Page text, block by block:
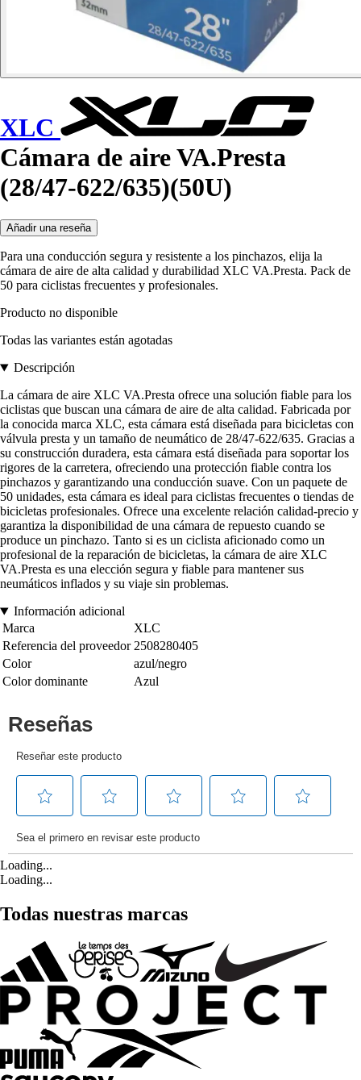
XLC
Cámara de aire VA.Presta
(28/47-622/635)(50U)
Añadir una reseña
Para una conducción segura y resistente a los pinchazos, elija la
cámara de aire de alta calidad y durabilidad XLC VA.Presta. Pack de
50 para ciclistas frecuentes y profesionales.
Producto no disponible
Todas las variantes están agotadas
Descripción
La cámara de aire XLC VA.Presta ofrece una solución fiable para los
ciclistas que buscan una cámara de aire de alta calidad. Fabricada por
la conocida marca XLC, esta cámara está diseñada para bicicletas con
válvula presta y un tamaño de neumático de 28/47-622/635. Gracias a
su construcción duradera, esta cámara está diseñada para soportar los
rigores de la carretera, ofreciendo una protección fiable contra los
pinchazos y garantizando una conducción suave. Con un paquete de
50 unidades, esta cámara es ideal para ciclistas frecuentes o tiendas de
bicicletas profesionales. Ofrece una excelente relación calidad-precio y
garantiza la disponibilidad de una cámara de repuesto cuando se
produce un pinchazo. Tanto si es un ciclista aficionado como un
profesional de la reparación de bicicletas, la cámara de aire XLC
VA.Presta es una elección segura y fiable para mantener sus
neumáticos inflados y su viaje sin problemas.
Información adicional
Marca
XLC
Referencia del proveedor 2508280405
Color
azul/negro
Color dominante
Azul
Loading...
Loading...
Todas nuestras marcas